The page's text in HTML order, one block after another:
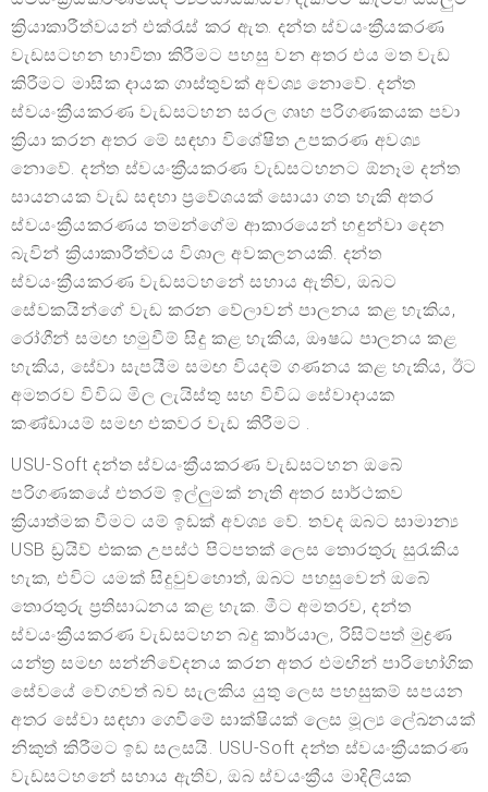
ක්‍රියාකාරීත්වයන් එක්රැස් කර ඇත. දන්ත ස්වයංක්‍රීයකරණ
වැඩසටහන භාවිතා කිරීමට පහසු වන අතර එය මත වැඩ
කිරීමට මාසික දායක ගාස්තුවක් අවශ්‍ය නොවේ. දන්ත
ස්වයංක්‍රීයකරණ වැඩසටහන සරල ගෘහ පරිගණකයක පවා
ක්‍රියා කරන අතර මේ සඳහා විශේෂිත උපකරණ අවශ්‍ය
නොවේ. දන්ත ස්වයංක්‍රීයකරණ වැඩසටහනට ඕනෑම දන්ත
සායනයක වැඩ සඳහා ප්‍රවේශයක් සොයා ගත හැකි අතර
ස්වයංක්‍රීයකරණය තමන්ගේම ආකාරයෙන් හඳුන්වා දෙන
බැවින් ක්‍රියාකාරීත්වය විශාල අවකලනයකි. දන්ත
ස්වයංක්‍රීයකරණ වැඩසටහනේ සහාය ඇතිව, ඔබට
සේවකයින්ගේ වැඩ කරන වේලාවන් පාලනය කළ හැකිය,
රෝගීන් සමඟ හමුවීම් සිදු කළ හැකිය, ඖෂධ පාලනය කළ
හැකිය, සේවා සැපයීම සමඟ වියදම් ගණනය කළ හැකිය, ඊට
අමතරව විවිධ මිල ලැයිස්තු සහ විවිධ සේවාදායක
කණ්ඩායම් සමඟ එකවර වැඩ කිරීමට .
USU-Soft දන්ත ස්වයංක්‍රීයකරණ වැඩසටහන ඔබේ
පරිගණකයේ එතරම් ඉල්ලුමක් නැති අතර සාර්ථකව
ක්‍රියාත්මක වීමට යම් ඉඩක් අවශ්‍ය වේ. තවද ඔබට සාමාන්‍ය
USB ඩ්‍රයිව් එකක උපස්ථ පිටපතක් ලෙස තොරතුරු සුරැකිය
හැක, එවිට යමක් සිදුවුවහොත්, ඔබට පහසුවෙන් ඔබේ
තොරතුරු ප්‍රතිසාධනය කළ හැක. මීට අමතරව, දන්ත
ස්වයංක්‍රීයකරණ වැඩසටහන බදු කාර්යාල, රිසිට්පත් මුද්‍රණ
යන්ත්‍ර සමඟ සන්නිවේදනය කරන අතර එමඟින් පාරිභෝගික
සේවයේ වේගවත් බව සැලකිය යුතු ලෙස පහසුකම් සපයන
අතර සේවා සඳහා ගෙවීමේ සාක්ෂියක් ලෙස මූල්‍ය ලේඛනයක්
නිකුත් කිරීමට ඉඩ සලසයි. USU-Soft දන්ත ස්වයංක්‍රීයකරණ
වැඩසටහනේ සහාය ඇතිව, ඔබ ස්වයංක්‍රීය මාදිලියක